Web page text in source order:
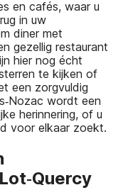
en cafés, waar u
in uw
diner met
gezellig restaurant
hier nog écht
te kijken of
een zorgvuldig
wordt een
herinnering, of u
voor elkaar zoekt.